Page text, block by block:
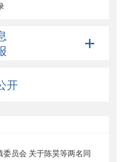
开
委员会 关于陈昊等两名同